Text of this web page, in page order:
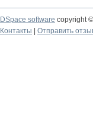
DSpace software copyright
Контакты
Отправить